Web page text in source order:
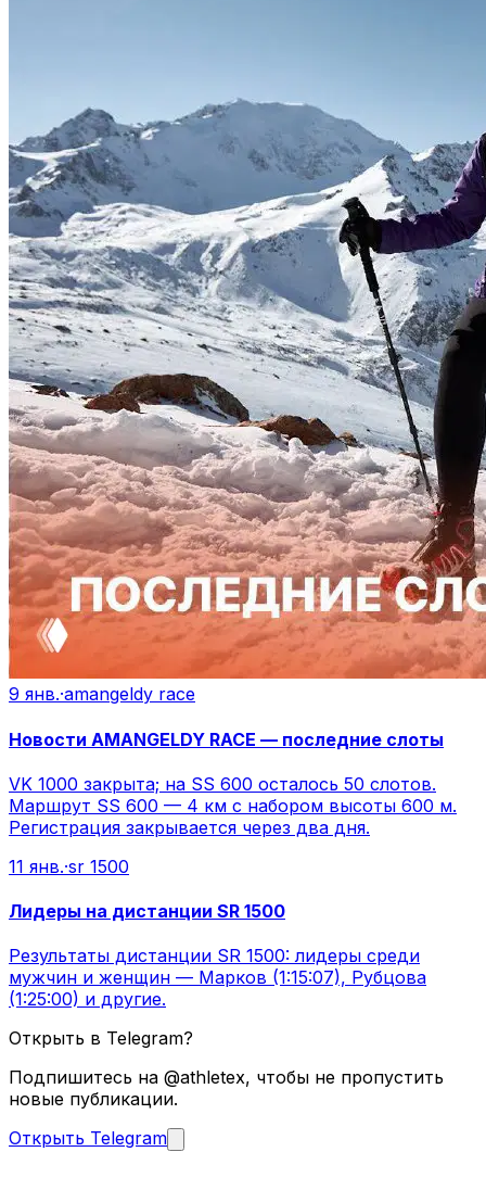
9 янв.·amangeldy race
Новости AMANGELDY RACE — последние слоты
VK 1000 закрыта; на SS 600 осталось 50 слотов.
Маршрут SS 600 — 4 км с набором высоты 600 м.
Регистрация закрывается через два дня.
11 янв.·sr 1500
Лидеры на дистанции SR 1500
Результаты дистанции SR 1500: лидеры среди
мужчин и женщин — Марков (1:15:07), Рубцова
(1:25:00) и другие.
Открыть в Telegram?
Подпишитесь на @athletex, чтобы не пропустить
новые публикации.
Открыть Telegram